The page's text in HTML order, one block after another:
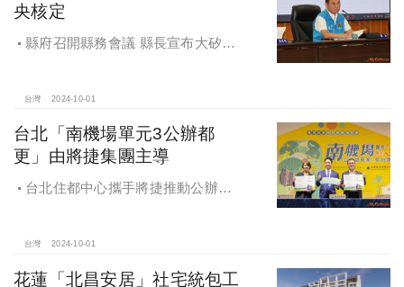
央核定
縣府召開縣務會議 縣長宣布大矽谷
台灣 2024-10-01
台北「南機場單元3公辦都
更」由將捷集團主導
台北住都中心攜手將捷推動公辦都
台灣 2024-10-01
花蓮「北昌安居」社宅統包工